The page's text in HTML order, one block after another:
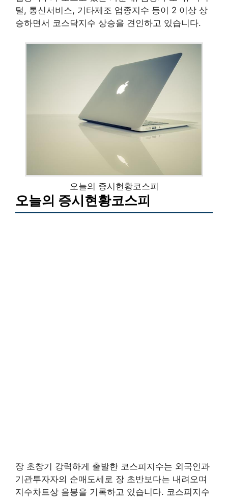
털, 통신서비스, 기타제조 업종지수 등이 2 이상 상
승하면서 코스닥지수 상승을 견인하고 있습니다.
오늘의 증시현황코스피
오늘의 증시현황코스피
장 초창기 강력하게 출발한 코스피지수는 외국인과
기관투자자의 순매도세로 장 초반보다는 내려오며
지수차트상 음봉을 기록하고 있습니다. 코스피지수